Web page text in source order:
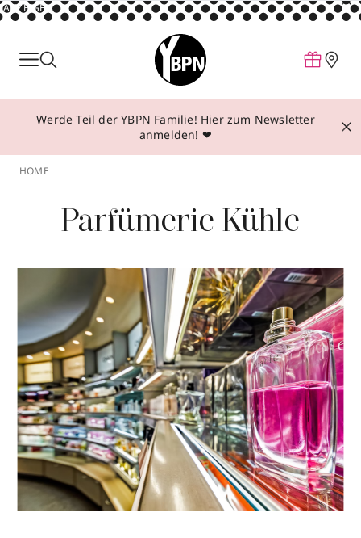
ANZEIGE
Parfum
Make-up
Behandlungen
Über YBPN
Aktionen
Storefinder
Werde Teil der YBPN Familie! Hier zum Newsletter
anmelden! ❤
HOME
Parfümerie Kühle